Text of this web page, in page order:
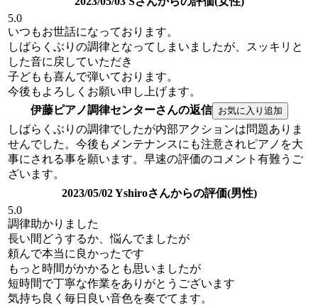
5.0
いつもお世話になっております。
しばらくぶりの調律となってしまいましたが、スッキリと
した音に戻していただき
子どもも喜んで弾いております。
今後もよろしくお願い申し上げます。
伊藤ピアノ調律センターさんの返信
しばらくぶりの調律でしたが内部アクションは問題ありま
せんでした。今後もメンテナンスにも注意されピアノを大
事にされる事を願います。早速の評価のコメント有難うご
ざいます。
2023/05/02 Yshiroさんからの評価(男性)
5.0
調律助かりました
長い間どうするか、悩んでましたが
頼んで本当に良かったです
もっと時間がかかるとも思いましたが
短時間で丁寧な作業をありがとうございます
気持ち良く毎日良い音色を奏でてます。